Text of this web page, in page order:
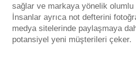
sağlar ve markaya yönelik olumlu
İnsanlar ayrıca not defterini
medya sitelerinde paylaşmaya
potansiyel yeni müşterileri çeker.